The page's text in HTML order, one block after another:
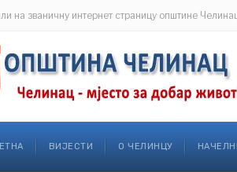
на званичну интернет страницу општине
ВИЈЕСТИ О ЧЕЛИНЦУ